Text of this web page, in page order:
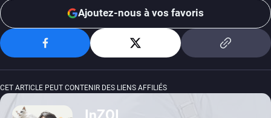
Ajoutez-nous à vos favoris
CET ARTICLE PEUT CONTENIR DES LIENS AFFILIÉS